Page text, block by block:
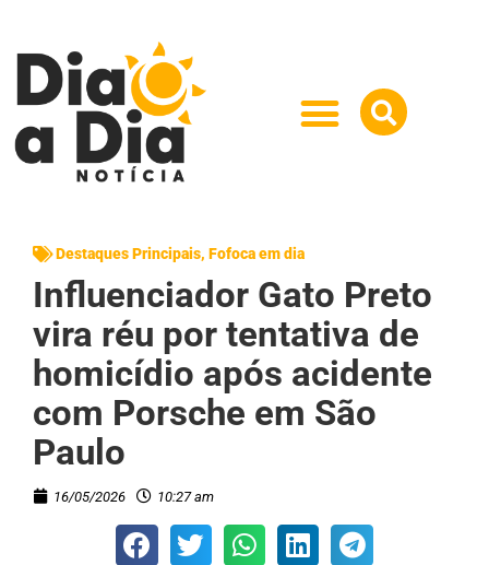
Destaques Principais, Fofoca em dia
Influenciador Gato Preto
vira réu por tentativa de
homicídio após acidente
com Porsche em São
Paulo
16/05/2026 10:27 am